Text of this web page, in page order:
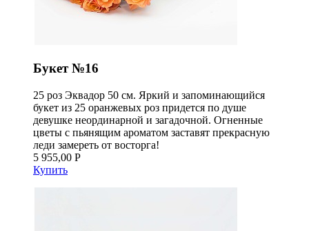
Букет №16
25 роз Эквадор 50 см. Яркий и запоминающийся
букет из 25 оранжевых роз придется по душе
девушке неординарной и загадочной. Огненные
цветы с пьянящим ароматом заставят прекрасную
леди замереть от восторга!
5 955,00 Р
Купить